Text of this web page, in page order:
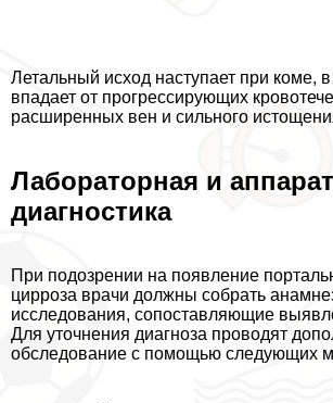
Летальный исход наступает при коме,
впадает от прогрессирующих
расширенных вен и сильного
Лабораторная и
диагностика
При подозрении на появление
цирроза врачи должны собрать
исследования, сопоставляющие
Для уточнения диагноза проводят
обследование с помощью следующих